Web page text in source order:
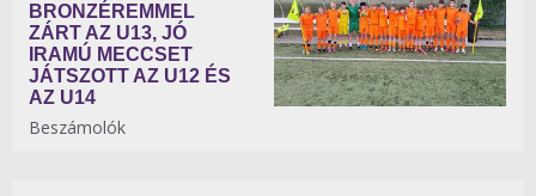
BRONZÉREMMEL
ZÁRT AZ U13, JÓ
IRAMÚ MECCSET
JÁTSZOTT AZ U12 ÉS
AZ U14
Beszámolók